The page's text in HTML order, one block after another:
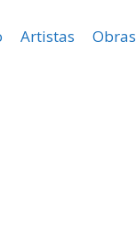
Artistas Obras